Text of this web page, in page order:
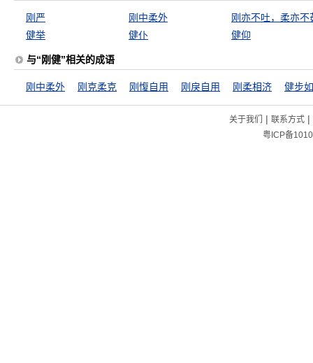
刚严 刚中柔外
刚亦不吐，柔亦不
健举
健仆 健仰
与“刚健”相关的成语
刚中柔外 刚克柔克 刚愎自用 刚戾自用 刚柔相济 健步
关于我们 | 联系方式|
粤ICP备